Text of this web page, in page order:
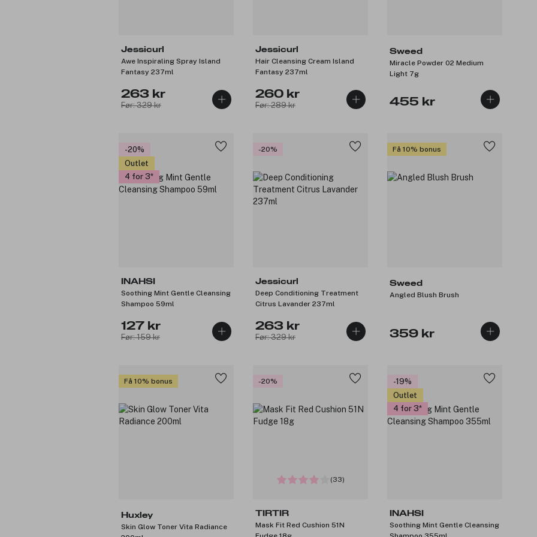
Jessicurl
Awe Inspiraling Spray Island
Fantasy 237ml
263 kr
Før: 329 kr
Jessicurl
Hair Cleansing Cream Island
Fantasy 237ml
260 kr
Før: 289 kr
Sweed
Miracle Powder 02 Medium
Light 7g
455 kr
-20%
Outlet
4 for 3
INAHSI
Soothing Mint Gentle Cleansing
Shampoo 59ml
127 kr
Før: 159 kr
-20%
Jessicurl
Deep Conditioning Treatment
Citrus Lavander 237ml
263 kr
Før: 329 kr
Få 10% bonus
Sweed
Angled Blush Brush
359 kr
Få 10% bonus
Huxley
Skin Glow Toner Vita Radiance
-20%
(33)
TIRTIR
Mask Fit Red Cushion 51N
-19%
Outlet
4 for 3
INAHSI
Soothing Mint Gentle Cleansing